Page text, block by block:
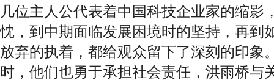
几位主人公代表着中国科技企业家的缩影
忱，到中期面临发展困境时的坚持，再到
放弃的执着，都给观众留下了深刻的印象
时，他们也勇于承担社会责任，洪雨桥与